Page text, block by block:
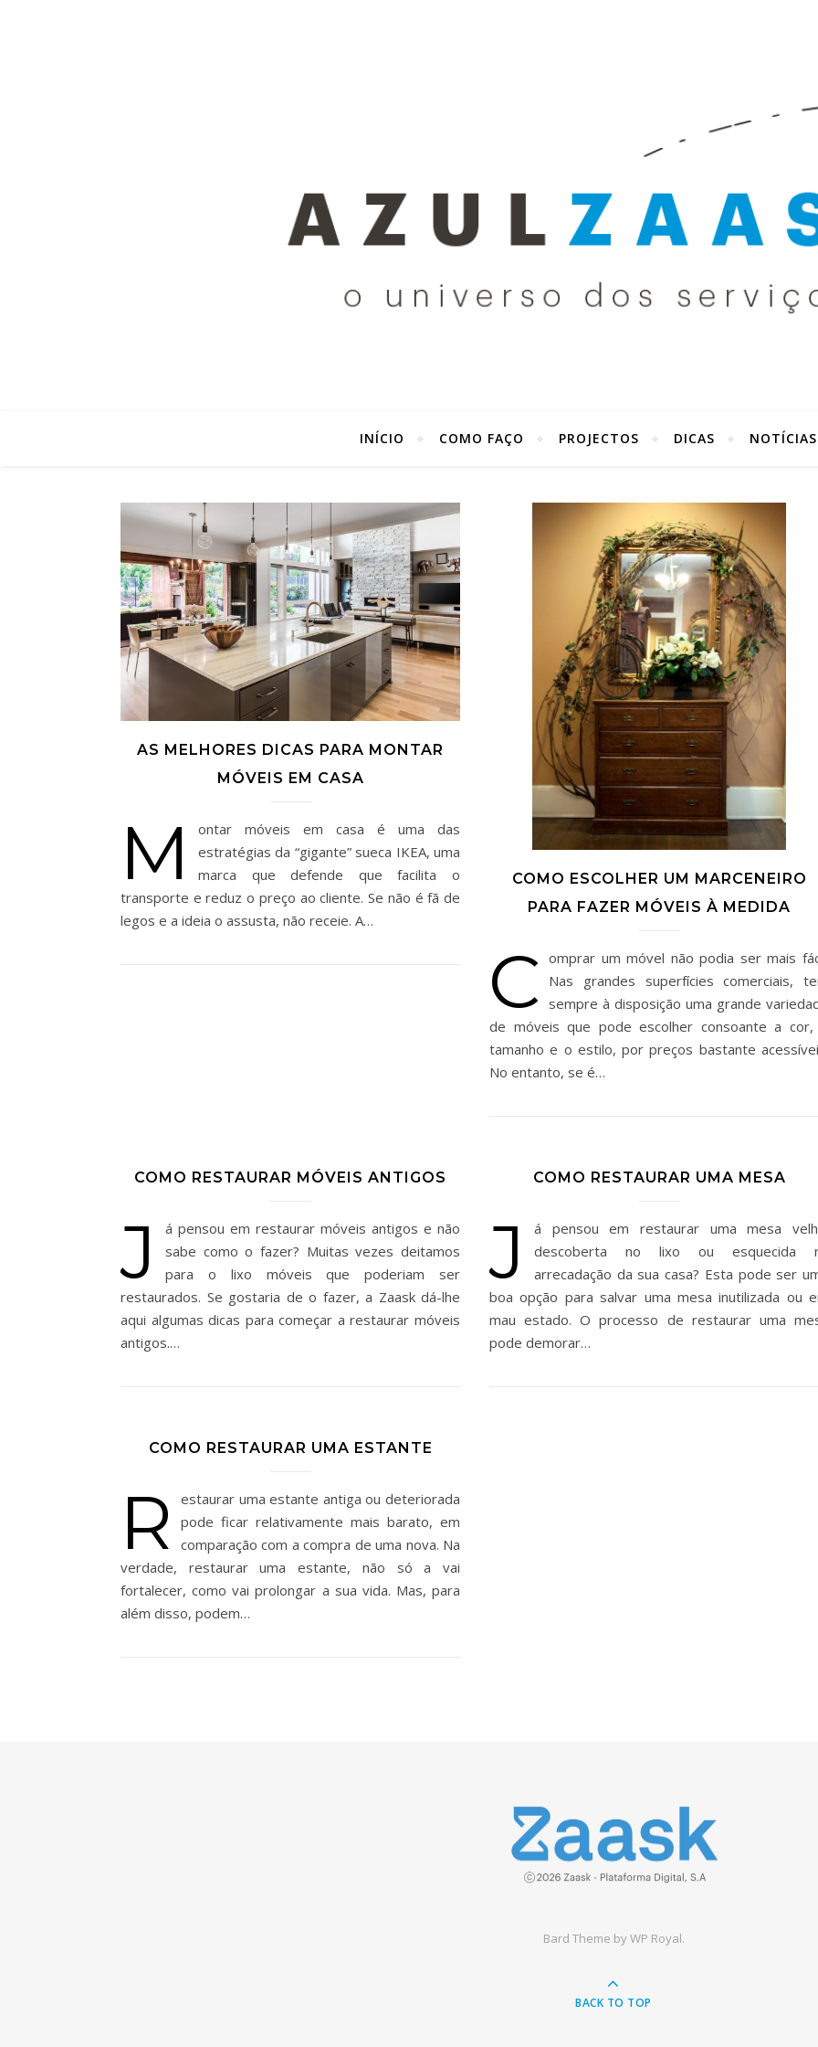
INÍCIO COMO FAÇO PROJECTOS DICAS NOTÍCIAS
AS MELHORES DICAS PARA MONTAR
MÓVEIS EM CASA
M
ontar móveis em casa é uma das
estratégias da “gigante” sueca IKEA, uma
marca que defende que facilita o
transporte e reduz o preço ao cliente. Se não é fã de
legos e a ideia o assusta, não receie. A…
COMO ESCOLHER UM MARCENEIRO
PARA FAZER MÓVEIS À MEDIDA
C omprar um móvel não podia ser mais
Nas grandes superfícies comerciais,
sempre à disposição uma grande
de móveis que pode escolher consoante a
tamanho e o estilo, por preços bastante
No entanto, se é…
COMO RESTAURAR MÓVEIS ANTIGOS
J
á pensou em restaurar móveis antigos e não
sabe como o fazer? Muitas vezes deitamos
para o lixo móveis que poderiam ser
restaurados. Se gostaria de o fazer, a Zaask dá-lhe
aqui algumas dicas para começar a restaurar móveis
antigos.…
COMO RESTAURAR UMA MESA
J
á pensou em restaurar uma mesa
descoberta no lixo ou esquecida
arrecadação da sua casa? Esta pode ser
boa opção para salvar uma mesa inutilizada ou
mau estado. O processo de restaurar uma
pode demorar…
COMO RESTAURAR UMA ESTANTE
R
estaurar uma estante antiga ou deteriorada
pode ficar relativamente mais barato, em
comparação com a compra de uma nova. Na
verdade, restaurar uma estante, não só a vai
fortalecer, como vai prolongar a sua vida. Mas, para
além disso, podem…
Bard Theme byWP Royal.
BACK TO TOP